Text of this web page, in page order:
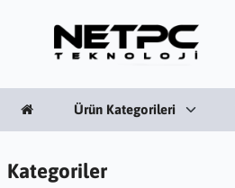
Ürün Kategorileri
Kategoriler